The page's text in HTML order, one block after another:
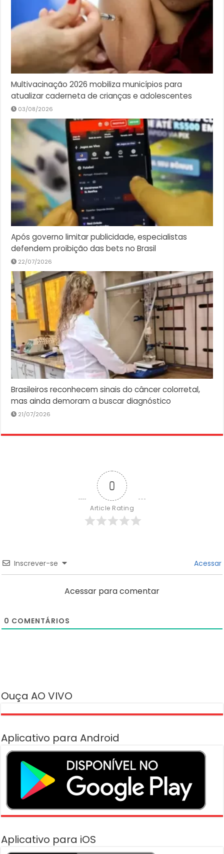
Multivacinação 2026 mobiliza municípios para
atualizar caderneta de crianças e adolescentes
03/08/2026
Após governo limitar publicidade, especialistas
defendem proibição das bets no Brasil
22/07/2026
Brasileiros reconhecem sinais do câncer colorretal,
mas ainda demoram a buscar diagnóstico
21/07/2026
0
Article Rating
Inscrever-se Acessar
Acessar para comentar
0 COMENTÁRIOS
Ouça AO VIVO
Aplicativo para Android
Aplicativo para iOS